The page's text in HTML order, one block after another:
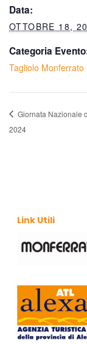
Data:
OTTOBRE 18,
Categoria
Tagliolo Monferrato
Giornata Nazionale
2024
Link Utili